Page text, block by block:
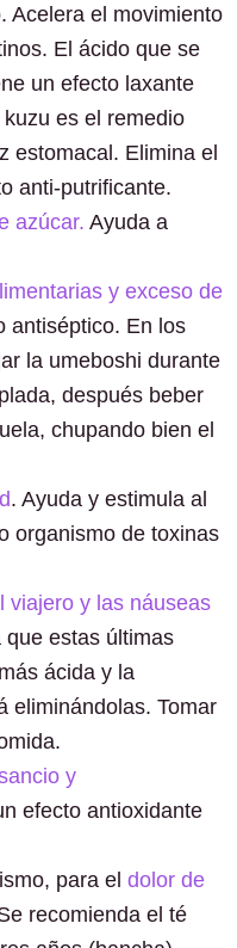
Acelera el movimiento
El ácido que se
un efecto laxante
es el remedio
estomacal. Elimina el
anti-putrificante.
azúcar. Ayuda a
y exceso de
antiséptico. En los
la umeboshi durante
después beber
chupando bien el
. Ayuda y estimula al
organismo de toxinas
viajero y las náuseas
que estas últimas
ácida y la
eliminándolas. Tomar
y
efecto antioxidante
para el dolor de
recomienda el té